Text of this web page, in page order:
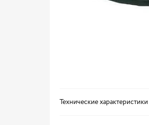
Технические характеристики